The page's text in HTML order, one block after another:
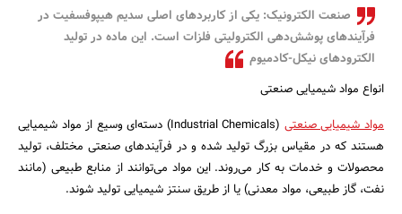
صنعت الکترونیک: یکی از کاربردهای اصلی سدیم هیپوفسفیت در
فرآیندهای پوشش‌دهی الکترولیتی فلزات است. این ماده در تولید
الکترودهای نیکل-کادمیوم
انواع مواد شیمیایی صنعتی
مواد شیمیایی صنعتی
(Industrial Chemicals) دسته‌ای وسیع از مواد شیمیایی
هستند که در مقیاس بزرگ تولید شده و در فرآیندهای صنعتی مختلف، تولید
محصولات و خدمات به کار می‌روند. این مواد می‌توانند از منابع طبیعی (مانند
نفت، گاز طبیعی، مواد معدنی) یا از طریق سنتز شیمیایی تولید شوند.